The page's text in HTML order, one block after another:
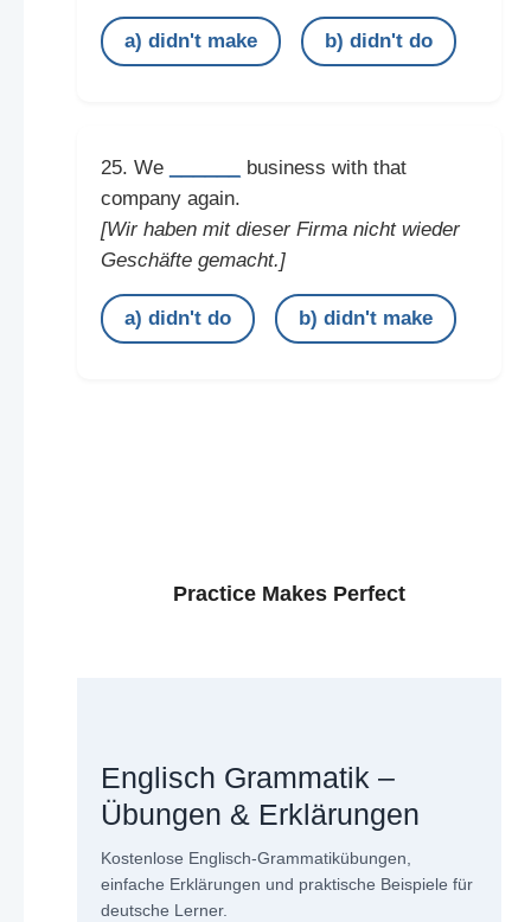
a) didn't make b) didn't do
25. We
business with that
company again.
[Wir haben mit dieser Firma nicht wieder
Geschäfte gemacht.]
a) didn't do b) didn't make
Practice Makes Perfect
Englisch Grammatik –
Übungen & Erklärungen
Kostenlose Englisch-Grammatikübungen,
einfache Erklärungen und praktische Beispiele für
deutsche Lerner.